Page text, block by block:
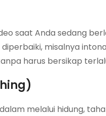
saat Anda sedang
misalnya
harus bersikap
melalui hidung,